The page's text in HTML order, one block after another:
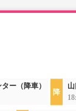
ー（降車）